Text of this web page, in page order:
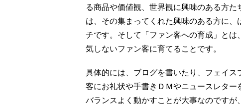
る商品や価値観、世界観に興味のある方
は、その集まってくれた興味のある方に
チです。そして「ファン客への育成」と
気しないファン客に育てることです。
具体的には、ブログを書いたり、フェイ
客にお礼状や手書きＤＭやニュースレタ
バランスよく動かすことが大事なのです